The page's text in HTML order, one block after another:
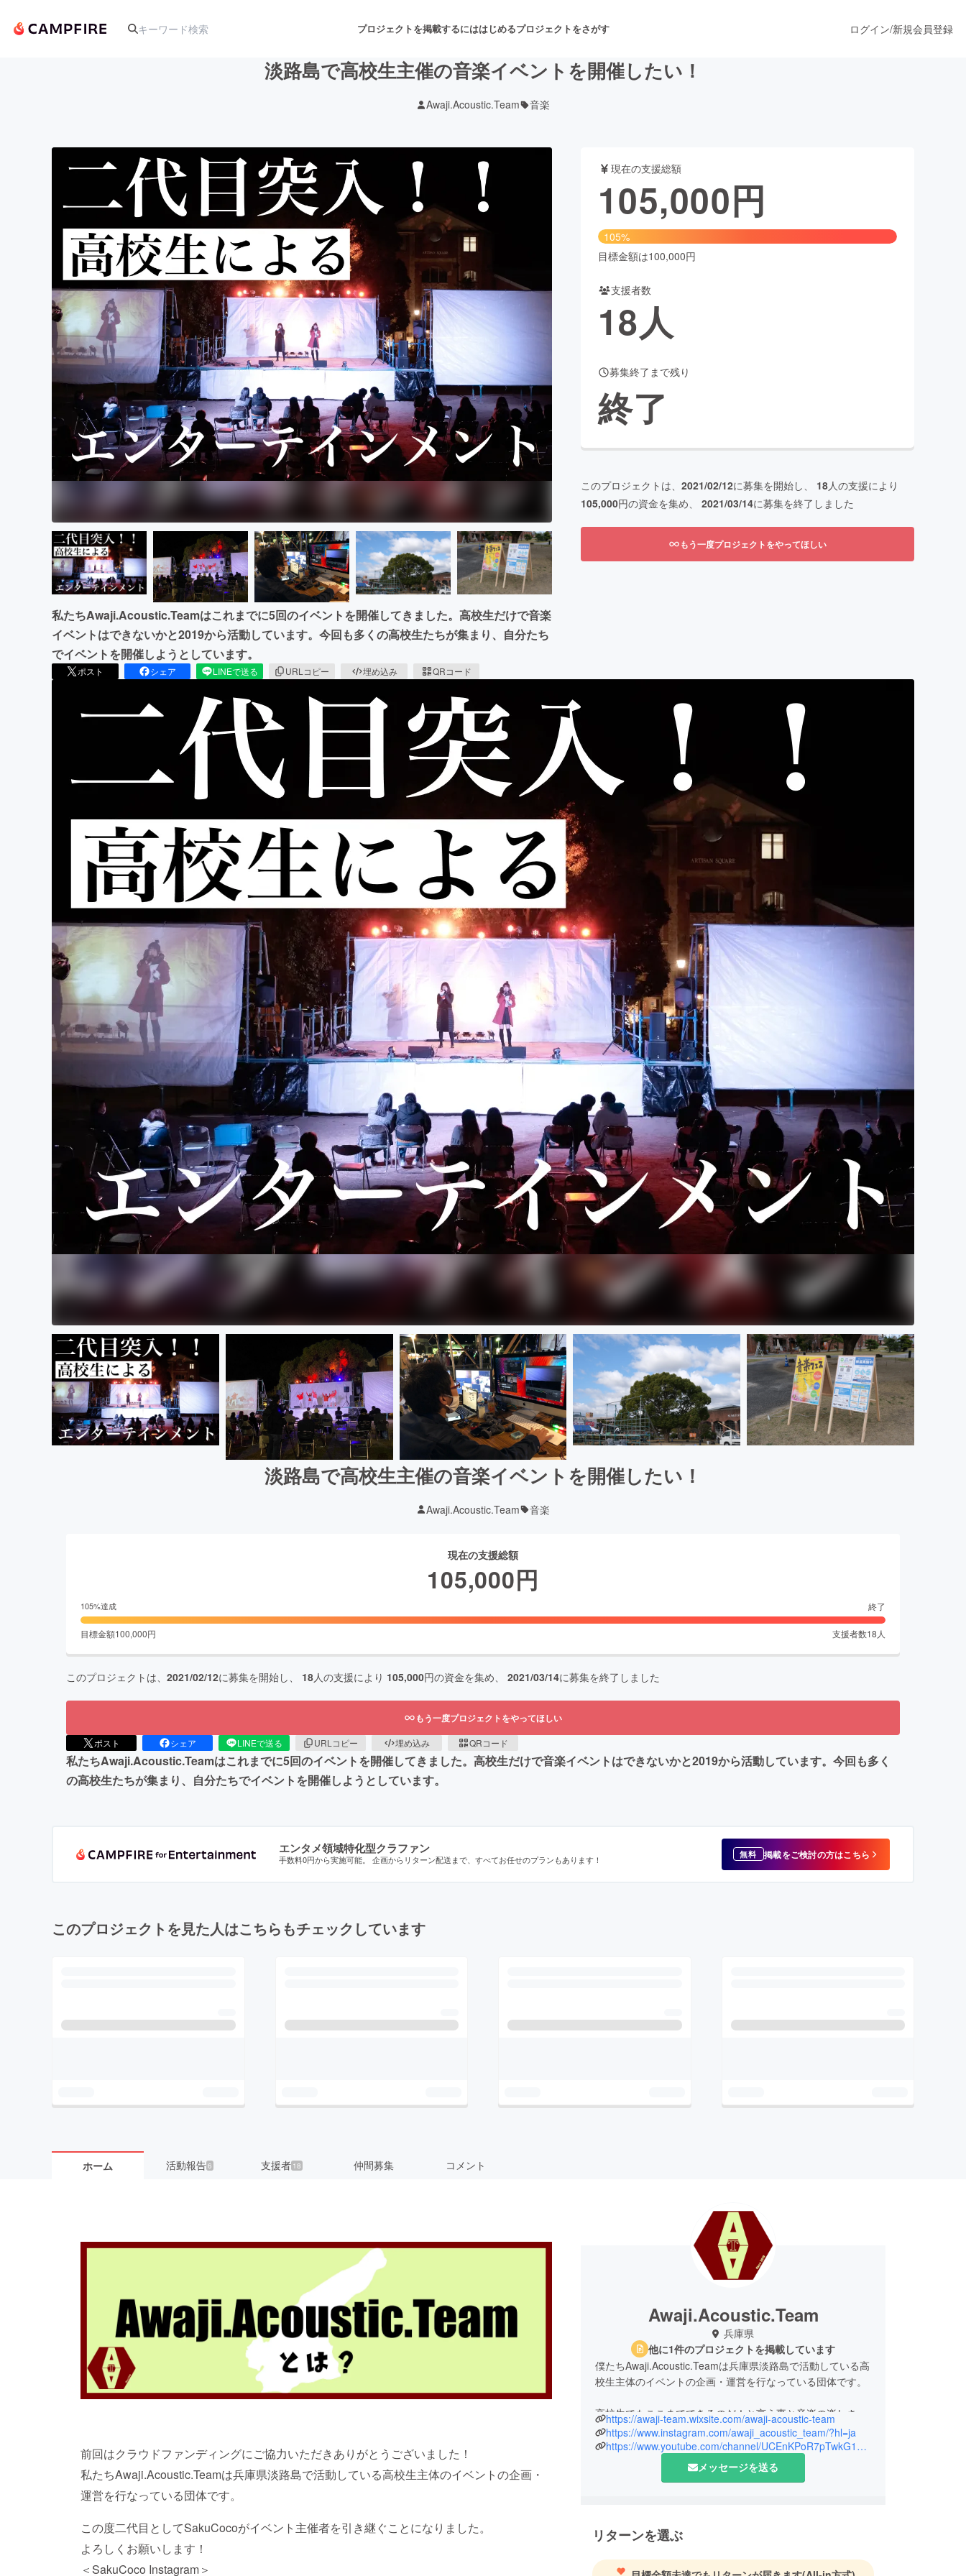
プロジェクトを掲載するにははじめるプロジェクトをさがす
アート・写真 音楽 舞台・パフォーマンス
テクノロジー・ガジェット ゲーム・サービス開発 ファッション
映像・映画 書籍・雑誌出版
ビジネス・起業 チャレンジ ビューティー・ヘルスケア
まちづくり・地域活性化
CAMPFIRE for Social Good
CAMPFIREふるさと納税machi-yaコミュニティ
ログイン/新規会員登録
淡路島で高校生主催の音楽イベントを開催したい！
Awaji.Acoustic.Team 音楽
私たちAwaji.Acoustic.Teamはこれまでに5回のイベントを開催してきました。高校生だけで音楽
イベントはできないかと2019から活動しています。今回も多くの高校生たちが集まり、自分たち
でイベントを開催しようとしています。
ポスト シェア LINEで送る URLコピー 埋め込み QRコード
現在の支援総額
105,000円
105%
目標金額は100,000円
支援者数
18人
募集終了まで残り
終了
このプロジェクトは、 2021/02/12に募集を開始し、 18人の支援により
105,000円の資金を集め、 2021/03/14に募集を終了しました
もう一度プロジェクトをやってほしい
淡路島で高校生主催の音楽イベントを開催したい！
Awaji.Acoustic.Team 音楽
現在の支援総額
105,000円
105%達成 終了
目標金額100,000円 支援者数18 人
このプロジェクトは、 2021/02/12に募集を開始し、 18人の支援により 105,000円の資金を集め、 2021/03/14に募集を終了しました
もう一度プロジェクトをやってほしい
ポスト シェア LINEで送る URLコピー 埋め込み QRコード
私たちAwaji.Acoustic.Teamはこれまでに5回のイベントを開催してきました。高校生だけで音楽イベントはできないかと2019から活動しています。今回も多く
の高校生たちが集まり、自分たちでイベントを開催しようとしています。
エンタメ領域特化型クラファン
手数料0円から実施可能。 企画からリターン配送まで、すべてお任せのプランもあります！ 無料 掲載をご検討の方はこちら
このプロジェクトを見た人はこちらもチェックしています
ホーム 活動報告6 支援者 18 仲間募集 コメント
前回はクラウドファンディングにご協力いただきありがとうございました！
私たちAwaji.Acoustic.Teamは兵庫県淡路島で活動している高校生主体のイベントの企画・
運営を行なっている団体です。
この度二代目としてSakuCocoがイベント主催者を引き継ぐことになりました。
よろしくお願いします！
＜SakuCoco Instagram＞
Awaji.Acoustic.Team
兵庫県
他に1件のプロジェクトを掲載しています
僕たちAwaji.Acoustic.Teamは兵庫県淡路島で活動している高
校生主体のイベントの企画・運営を行なっている団体です。
高校生でもここまでできるのだ！と言う事と音楽の楽しさを
みなさんに発信していきたい。音楽を通じて高校生の発表の
場を設けることで淡路島を盛り上げたい。淡路島には高校生
が楽しめるようなものが少ないので高校生の楽しみとなるイ
ベントを開催し、高校生の交流の場にもしてもらいたい。休
https://awaji-team.wixsite.com/awaji-acoustic-team
https://www.instagram.com/awaji_acoustic_team/?hl=ja
https://www.youtube.com/channel/UCEnKPoR7pTwkG1XT0miAtMA
メッセージを送る
リターンを選ぶ